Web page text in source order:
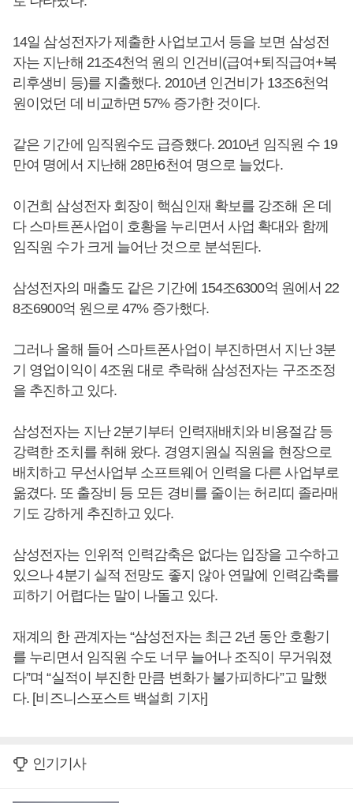
14일 삼성전자가 제출한 사업보고서 등을 보면 삼성전
자는 지난해 21조4천억 원의 인건비(급여+퇴직급여+복
리후생비 등)를 지출했다. 2010년 인건비가 13조6천억
원이었던 데 비교하면 57% 증가한 것이다.
같은 기간에 임직원수도 급증했다. 2010년 임직원 수 19
만여 명에서 지난해 28만6천여 명으로 늘었다.
이건희 삼성전자 회장이 핵심인재 확보를 강조해 온 데
다 스마트폰사업이 호황을 누리면서 사업 확대와 함께
임직원 수가 크게 늘어난 것으로 분석된다.
삼성전자의 매출도 같은 기간에 154조6300억 원에서 22
8조6900억 원으로 47% 증가했다.
그러나 올해 들어 스마트폰사업이 부진하면서 지난 3분
기 영업이익이 4조원 대로 추락해 삼성전자는 구조조정
을 추진하고 있다.
삼성전자는 지난 2분기부터 인력재배치와 비용절감 등
강력한 조치를 취해 왔다. 경영지원실 직원을 현장으로
배치하고 무선사업부 소프트웨어 인력을 다른 사업부로
옮겼다. 또 출장비 등 모든 경비를 줄이는 허리띠 졸라매
기도 강하게 추진하고 있다.
삼성전자는 인위적 인력감축은 없다는 입장을 고수하고
있으나 4분기 실적 전망도 좋지 않아 연말에 인력감축를
피하기 어렵다는 말이 나돌고 있다.
재계의 한 관계자는 “삼성전자는 최근 2년 동안 호황기
를 누리면서 임직원 수도 너무 늘어나 조직이 무거워졌
다”며 “실적이 부진한 만큼 변화가 불가피하다”고 말했
다. [비즈니스포스트 백설희 기자]
인기기사